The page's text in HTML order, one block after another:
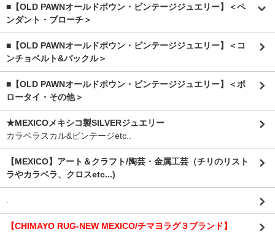
■【OLD PAWNオールドポウン・ビンテージジュエリー】＜ペ
ンダント・ブローチ＞
■【OLD PAWNオールドポウン・ビンテージジュエリー】＜コ
ンチョベルト&バックル＞
■【OLD PAWNオールドポウン・ビンテージジュエリー】＜ボ
ロータイ・その他＞
★MEXICOメキシコ製SILVERジュエリー
カラベラスカル&ビンテージetc..
【MEXICO】アート＆クラフト/陶芸・金属工芸（チリのリスト
ラやカラベラ、クロスetc...)
.
【CHIMAYO RUG-NEW MEXICO/チマヨラグ３ブランド】